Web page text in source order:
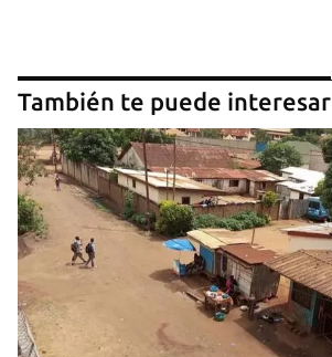
También te puede interesar